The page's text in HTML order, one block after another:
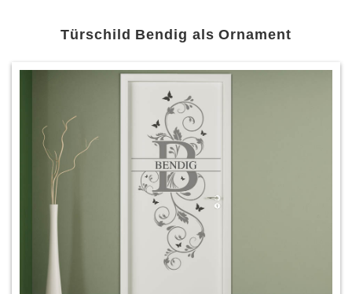
Türschild Bendig als Ornament